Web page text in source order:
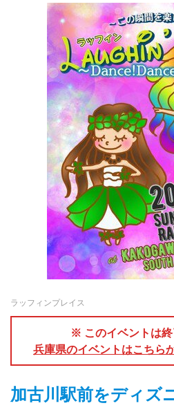
ラッフィンプレイス
※ このイベントは終
兵庫県のイベントはこちら
加古川駅前をディズ